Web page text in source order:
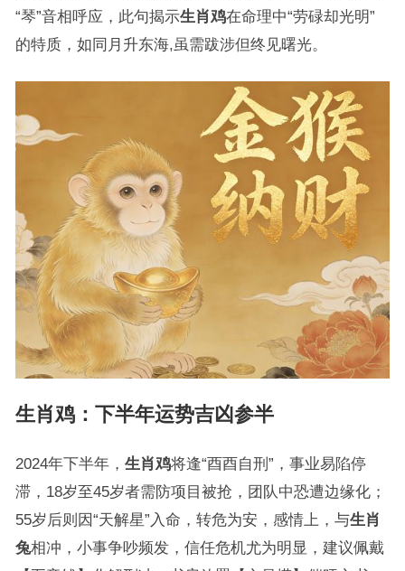
“琴”音相呼应，此句揭示生肖鸡在命理中“劳碌却光明”
的特质，如同月升东海,虽需跋涉但终见曙光。
生肖鸡：下半年运势吉凶参半
2024年下半年， 生肖鸡将逢“酉酉自刑”，事业易陷停
滞，18岁至45岁者需防项目被抢，团队中恐遭边缘化；
55岁后则因“天解星”入命，转危为安，感情上，与生肖
兔相冲，小事争吵频发，信任危机尤为明显，建议佩戴